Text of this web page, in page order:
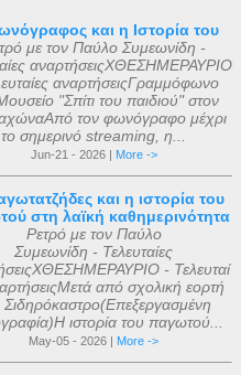
και η Ιστορία του
με τον Παύλο Συμεωνίδη -
αναρτήσειςΧΘΕΣΗΜΕΡΑΥΡΙΟ
αναρτήσειςΓραμμόφωνο
"Σπίτι του παιδιού" στον
τον φωνόγραφο μέχρι
το σημερινό streaming, η...
Jun-21 - 2026 | More ->
και η ιστορία του
στη λαϊκή καθημερινότητα
Ρετρό με τον Παύλο
Συμεωνίδη - Τελευταίες
- Τελευταί
από σχολική εορτή
Σιδηρόκαστρο(Επεξεργασμένη
ιστορία του παγωτού...
May-05 - 2026 | More ->